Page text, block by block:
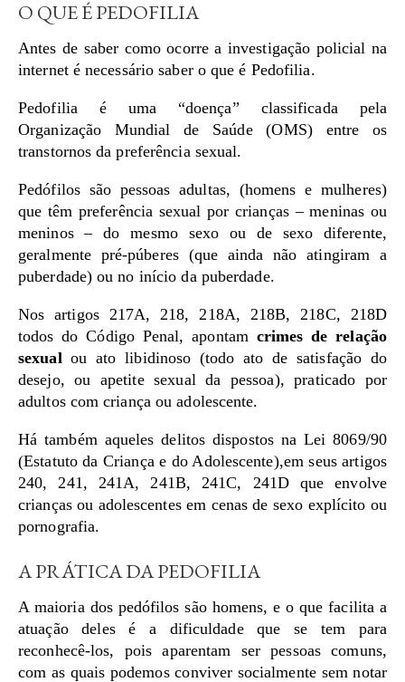
O QUE É PEDOFILIA
Antes de saber como ocorre a investigação policial na
internet é necessário saber o que é Pedofilia.
Pedofilia é uma “doença” classificada pela
Organização Mundial de Saúde (OMS) entre os
transtornos da preferência sexual.
Pedófilos são pessoas adultas, (homens e mulheres)
que têm preferência sexual por crianças – meninas ou
meninos – do mesmo sexo ou de sexo diferente,
geralmente pré-púberes (que ainda não atingiram a
puberdade) ou no início da puberdade.
Nos artigos 217A, 218, 218A, 218B, 218C, 218D
todos do Código Penal, apontam crimes de relação
sexualou ato libidinoso (todo ato de satisfação do
desejo, ou apetite sexual da pessoa), praticado por
adultos com criança ou adolescente.
Há também aqueles delitos dispostos na Lei 8069/90
(Estatuto da Criança e do Adolescente),em seus artigos
240, 241, 241A, 241B, 241C, 241D que envolve
crianças ou adolescentes em cenas de sexo explícito ou
pornografia.
A PRÁTICA DA PEDOFILIA
A maioria dos pedófilos são homens, e o que facilita a
atuação deles é a dificuldade que se tem para
reconhecê-los, pois aparentam ser pessoas comuns,
com as quais podemos conviver socialmente sem notar